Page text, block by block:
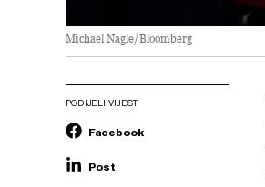
Michael Nagle/Bloomberg
PODIJELI VIJEST
Facebook
Post